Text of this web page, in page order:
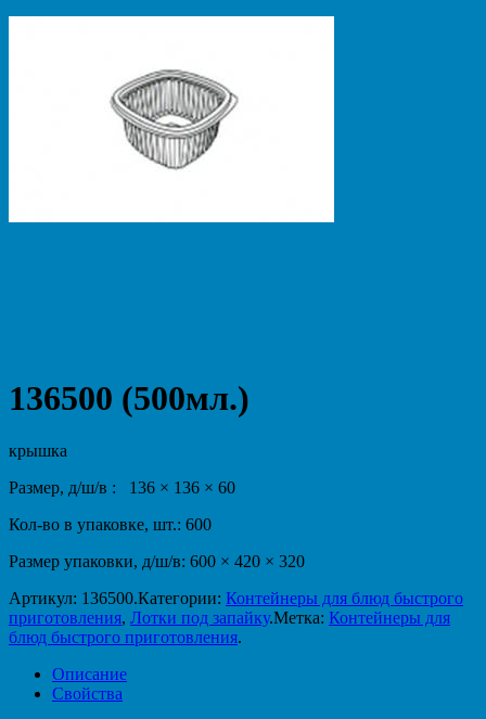
136500 (500мл.)
крышка
Размер, д/ш/в : 136 × 136 × 60
Кол-во в упаковке, шт.: 600
Размер упаковки, д/ш/в: 600 × 420 × 320
Артикул: 136500.Категории: Контейнеры для блюд быстрого
приготовления, Лотки под запайку.Метка: Контейнеры для
блюд быстрого приготовления.
Описание
Свойства